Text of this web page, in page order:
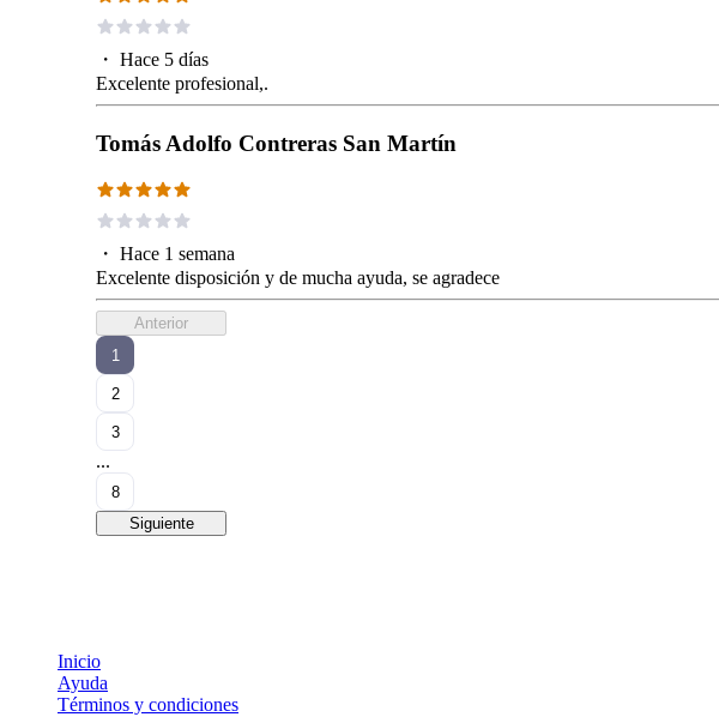
・ Hace 5 días
Excelente profesional,.
Tomás Adolfo Contreras San Martín
・ Hace 1 semana
Excelente disposición y de mucha ayuda, se agradece
Anterior
1
2
3
...
8
Siguiente
Inicio
Ayuda
Términos y condiciones